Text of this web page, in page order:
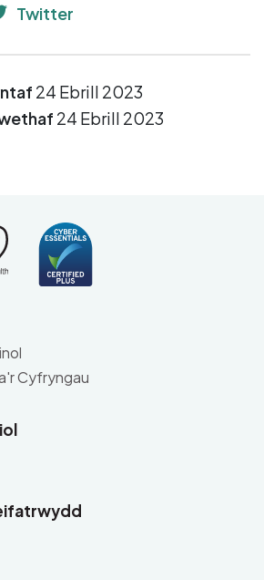
Twitter
24 Ebrill 2023
24 Ebrill 2023
Cyfryngau